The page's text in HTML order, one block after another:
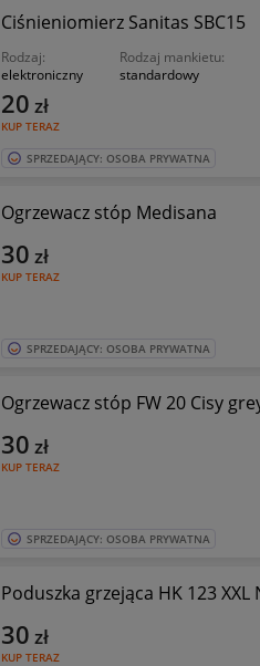
Ciśnieniomierz Sanitas SBC15
Rodzaj:
elektroniczny
Rodzaj mankietu:
standardowy
KUP TERAZ
20 zł
SPRZEDAJĄCY: OSOBA PRYWATNA
Ogrzewacz stóp Medisana
KUP TERAZ
30 zł
SPRZEDAJĄCY: OSOBA PRYWATNA
Ogrzewacz stóp FW 20 Cisy
KUP TERAZ
30 zł
SPRZEDAJĄCY: OSOBA PRYWATNA
Poduszka grzejąca HK 123
KUP TERAZ
30 zł